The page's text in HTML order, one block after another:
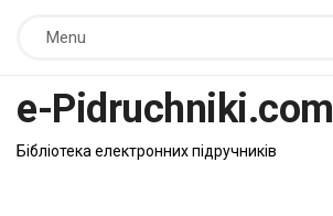
Menu
e-Pidruchniki.com
Бібліотека електронних підручників